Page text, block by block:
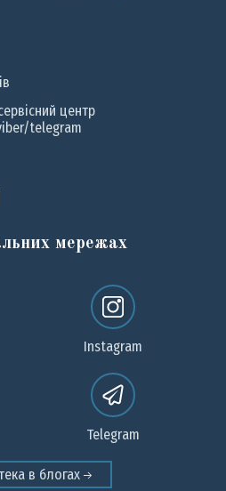
центр
telegram
мережах
Instagram
Telegram
в блогах